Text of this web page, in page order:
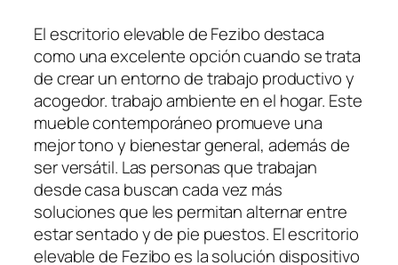
El escritorio elevable de Fezibo destaca
como una excelente opción cuando se trata
de crear un entorno de trabajo productivo y
acogedor. trabajo ambiente en el hogar. Este
mueble contemporáneo promueve una
mejor tono y bienestar general, además de
ser versátil. Las personas que trabajan
desde casa buscan cada vez más
soluciones que les permitan alternar entre
estar sentado y de pie puestos. El escritorio
elevable de Fezibo es la solución dispositivo